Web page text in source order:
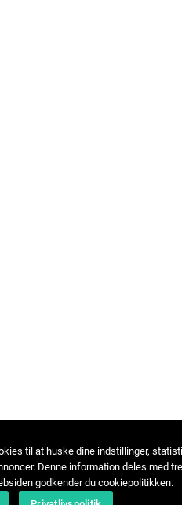
til at huske dine indstillinger,
Denne information deles med
godkender du cookiepolitikken.